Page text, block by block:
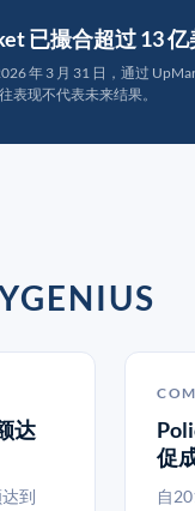
已撮合超过 13
年 3 月 31 日，通过
表现不代表未来结果。
达
到
促
自